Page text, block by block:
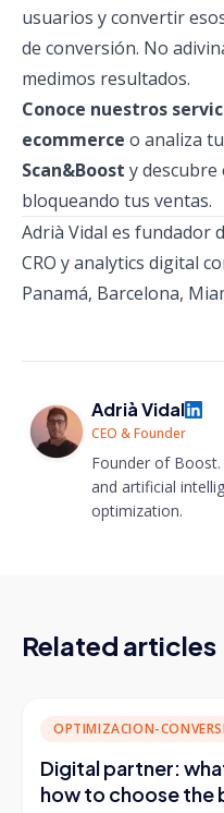
usuarios y convertir
de conversión. No
medimos resultados.
Conoce nuestros
ecommerce o analiza
Scan&Boost y
bloqueando tus ventas.
Adrià Vidal es fundador
CRO y analytics digital
Panamá, Barcelona,
Adrià Vidal
CEO & Founder
Founder of Boost.
and artificial
optimization.
Related articles
Digital partner:
how to choose the